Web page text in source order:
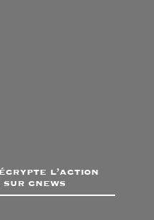
l’action
sur cnews